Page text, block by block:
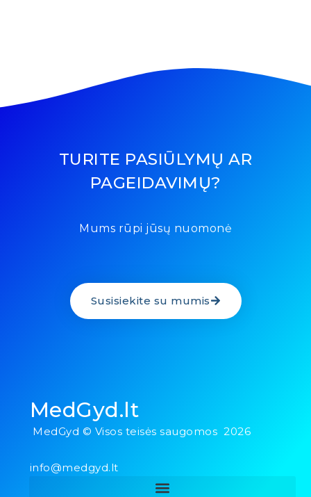
TURITE PASIŪLYMŲ AR
PAGEIDAVIMŲ?
Mums rūpi jūsų nuomonė
Susisiekite su mumis
MedGyd.lt
MedGyd © Visos teisės saugomos 2026
info@medgyd.lt